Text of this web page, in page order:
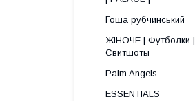
Гоша рубчинський
ЖІНОЧЕ | Футболки |
Свитшоты
Palm Angels
ESSENTIALS